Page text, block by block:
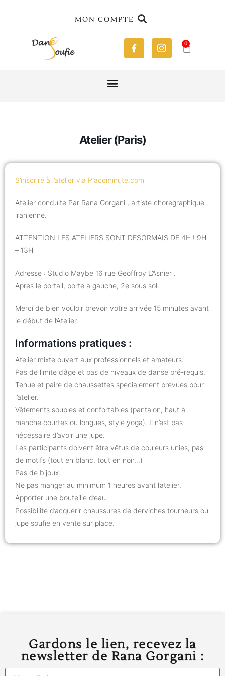
MON COMPTE
0
Atelier (Paris)
S’inscrire à l’atelier via Placeminute.com
Atelier conduite Par Rana Gorgani , artiste choregraphique
iranienne.
ATTENTION LES ATELIERS SONT DESORMAIS DE 4H ! 9H
– 13H
Adresse : Studio Maybe 16 rue Geoffroy L’Asnier .
Après le portail, porte à gauche, 2e sous sol.
Merci de bien vouloir prevoir votre arrivée 15 minutes avant
le début de l’Atelier.
Informations pratiques :
Atelier mixte ouvert aux professionnels et amateurs.
Pas de limite d’âge et pas de niveaux de danse pré-requis.
Tenue et paire de chaussettes spécialement prévues pour
l’atelier.
Vêtements souples et confortables (pantalon, haut à
manche courtes ou longues, style yoga). Il n’est pas
nécessaire d’avoir une jupe.
Les participants doivent être vêtus de couleurs unies, pas
de motifs (tout en blanc, tout en noir…)
Pas de bijoux.
Ne pas manger au minimum 1 heures avant l’atelier.
Apporter une bouteille d’eau.
Possibilité d’acquérir chaussures de derviches tourneurs ou
jupe soufie en vente sur place.
Gardons le lien, recevez la
newsletter de Rana Gorgani :